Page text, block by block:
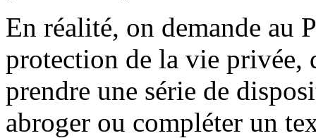
En réalité, on demande au
protection de la vie privée,
prendre une série de
abroger ou compléter un